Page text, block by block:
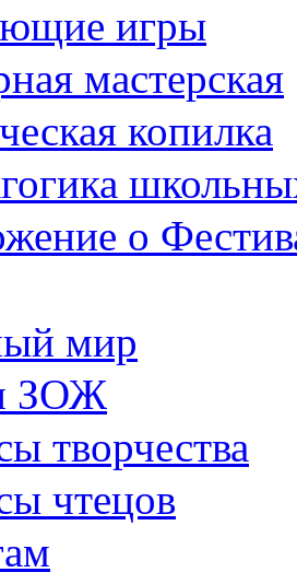
игры
мастерская
копилка
о
мир
ЗОЖ
творчества
чтецов